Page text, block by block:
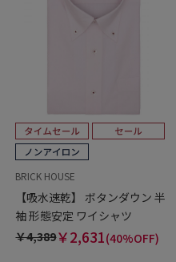
BRICK HOUSE
【吸水速乾】 ボタンダウン 半
袖 形態安定 ワイシャツ
￥4,389￥2,631(40%OFF)